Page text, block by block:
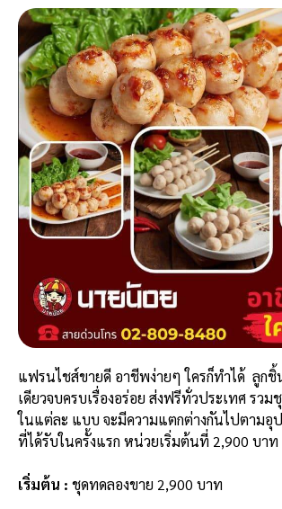
แฟรนไชส์ขายดี อาชีพง่ายๆ ใครก็ทำได้ ลูก
เดียวจบครบเรื่องอร่อย ส่งฟรีทั่วประเทศ รว
ในแต่ละ แบบ จะมีความแตกต่างกันไปตามอุ
ที่ได้รับในครั้งแรก หน่วยเริ่มต้นที่ 2,900 บาท
เริ่มต้น : ชุดทดลองขาย 2,900 บาท